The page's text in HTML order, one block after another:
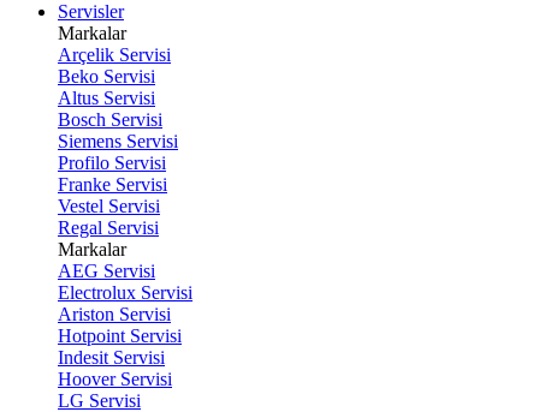
Servisler
Markalar
Arçelik Servisi
Beko Servisi
Altus Servisi
Bosch Servisi
Siemens Servisi
Profilo Servisi
Franke Servisi
Vestel Servisi
Regal Servisi
Markalar
AEG Servisi
Electrolux Servisi
Ariston Servisi
Hotpoint Servisi
Indesit Servisi
Hoover Servisi
LG Servisi